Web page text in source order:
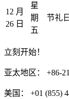
12 月
26 日
星
期
五
节礼日
立刻开始！
亚太地区： +86-
美国： +01 (855)